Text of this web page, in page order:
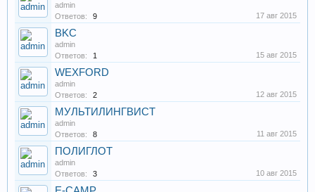
admin
Ответов:
9 17 авг 2015
BKC
admin
Ответов:
1 15 авг 2015
WEXFORD
admin
Ответов:
2 12 авг 2015
МУЛЬТИЛИНГВИСТ
admin
Ответов:
8 11 авг 2015
ПОЛИГЛОТ
admin
Ответов:
3 10 авг 2015